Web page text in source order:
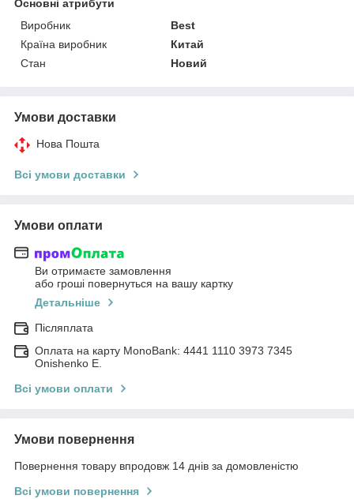
Основні атрибути
Виробник
Best
Країна виробник
Китай
Стан
Новий
Умови доставки
Нова Пошта
Всі умови доставки
Умови оплати
Ви отримаєте замовлення
або гроші повернуться на вашу картку
Детальніше
Післяплата
Оплата на карту MonoBank: 4441 1110 3973 7345
Onishenko E.
Всі умови оплати
Умови повернення
Повернення товару впродовж 14 днів за домовленістю
Всі умови повернення